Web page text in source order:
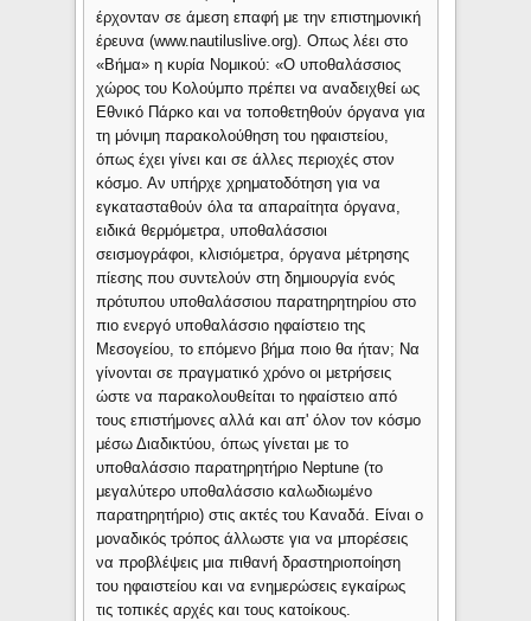
έρχονταν σε άμεση επαφή με την επιστημονική
έρευνα (www.nautiluslive.org). Οπως λέει στο
«Βήμα» η κυρία Νομικού: «Ο υποθαλάσσιος
χώρος του Κολούμπο πρέπει να αναδειχθεί ως
Εθνικό Πάρκο και να τοποθετηθούν όργανα για
τη μόνιμη παρακολούθηση του ηφαιστείου,
όπως έχει γίνει και σε άλλες περιοχές στον
κόσμο. Αν υπήρχε χρηματοδότηση για να
εγκατασταθούν όλα τα απαραίτητα όργανα,
ειδικά θερμόμετρα, υποθαλάσσιοι
σεισμογράφοι, κλισιόμετρα, όργανα μέτρησης
πίεσης που συντελούν στη δημιουργία ενός
πρότυπου υποθαλάσσιου παρατηρητηρίου στο
πιο ενεργό υποθαλάσσιο ηφαίστειο της
Μεσογείου, το επόμενο βήμα ποιο θα ήταν; Να
γίνονται σε πραγματικό χρόνο οι μετρήσεις
ώστε να παρακολουθείται το ηφαίστειο από
τους επιστήμονες αλλά και απ' όλον τον κόσμο
μέσω Διαδικτύου, όπως γίνεται με το
υποθαλάσσιο παρατηρητήριο Neptune (το
μεγαλύτερο υποθαλάσσιο καλωδιωμένο
παρατηρητήριο) στις ακτές του Καναδά. Είναι ο
μοναδικός τρόπος άλλωστε για να μπορέσεις
να προβλέψεις μια πιθανή δραστηριοποίηση
του ηφαιστείου και να ενημερώσεις εγκαίρως
τις τοπικές αρχές και τους κατοίκους.